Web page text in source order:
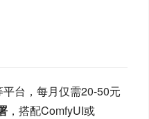
台，每月仅需20-50元
，搭配ComfyUI或